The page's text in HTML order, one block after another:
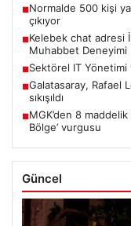
■Normalde 500 kişi
çıkıyor
■Kelebek chat adresi
Muhabbet Deneyimi
■Sektörel IT
■Galatasaray, Rafael
sıkışıldı
■MGK’den 8
Bölge’ vurgusu
Güncel